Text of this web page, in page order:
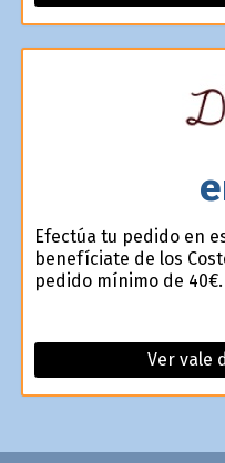
Efectúa tu pedido en
benefíciate de los
pedido mínimo de 40€.
Ver vale